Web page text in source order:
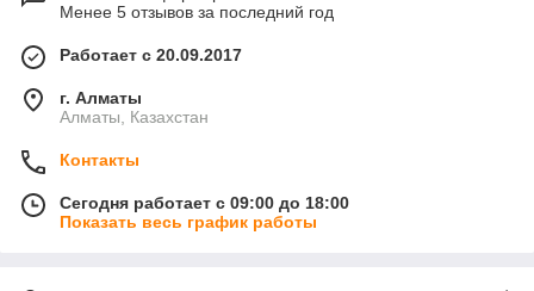
Менее 5 отзывов за последний год
Работает с 20.09.2017
г. Алматы
Алматы, Казахстан
Контакты
Сегодня работает с 09:00 до 18:00
Показать весь график работы